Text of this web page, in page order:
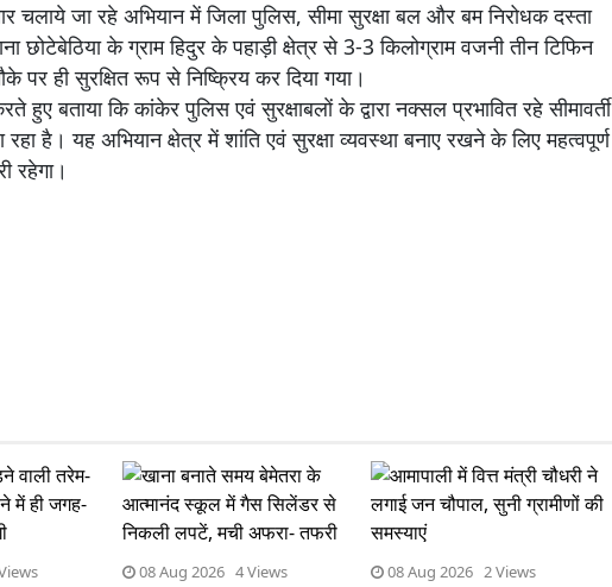
चलाये जा रहे अभियान में जिला पुलिस, सीमा सुरक्षा बल और बम निरोधक दस्ता
छोटेबेठिया के ग्राम हिदुर के पहाड़ी क्षेत्र से 3-3 किलोग्राम वजनी तीन टिफिन
पर ही सुरक्षित रूप से निष्क्रिय कर दिया गया।
बताया कि कांकेर पुलिस एवं सुरक्षाबलाें के द्वारा नक्सल प्रभावित रहे सीमावर्ती
है। यह अभियान क्षेत्र में शांति एवं सुरक्षा व्यवस्था बनाए रखने के लिए महत्वपूर्ण
रहेगा।
08 Aug 2026 4 Views 08 Aug 2026 2 Views